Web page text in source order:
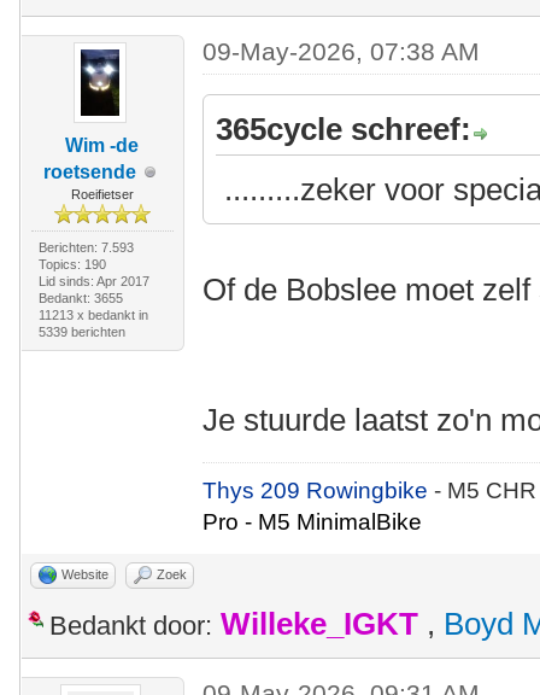
Wim -de
roetsende
Roeifietser
Berichten: 7.593
Topics: 190
Lid sinds: Apr 2017
Bedankt: 3655
11213 x bedankt in
5339 berichten
09-May-2026, 07:38 AM
365cycle schreef:
.........zeker voor
Of de Bobslee moet
Je stuurde laatst zo'n
Thys 209 Rowingbike- M5
Pro - M5 MinimalBike
Website Zoek
Bedankt door: Willeke_IGKT , Boyd